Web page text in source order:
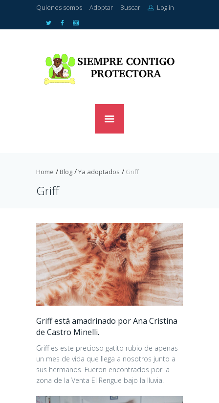
Quienes somos Adoptar Buscar Log in
Home Blog Ya adoptados Griff
Griff
Griff está amadrinado por Ana Cristina
de Castro Minelli.
Griff es este precioso gatito rubio de apenas
un mes de vida que llega a nosotros junto a
sus hermanos. Fueron encontrados por la
zona de la Venta El Rengue bajo la lluvia.